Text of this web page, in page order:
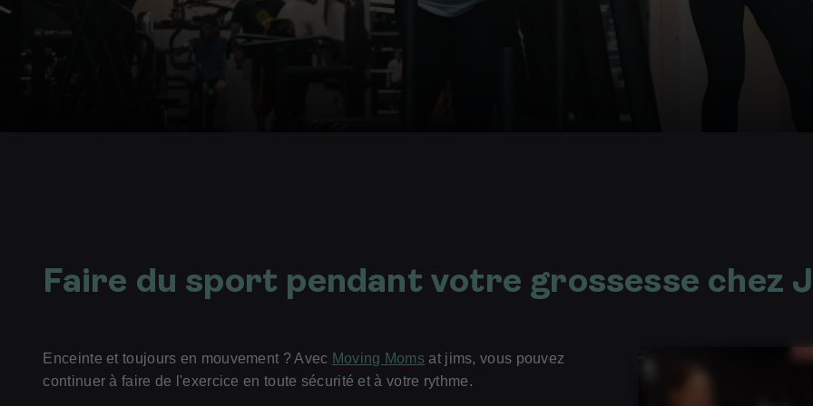
mai
Faire du sport pendant votre grossesse chez
Enceinte et toujours en mouvement ? Avec Moving Moms at jims, vous pouvez
continuer à faire de l'exercice en toute sécurité et à votre rythme.